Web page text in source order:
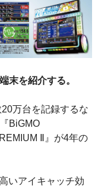
末を紹介する。
万台を記録するな
BiGMO
Ⅱ』が4年の
いアイキャッチ効